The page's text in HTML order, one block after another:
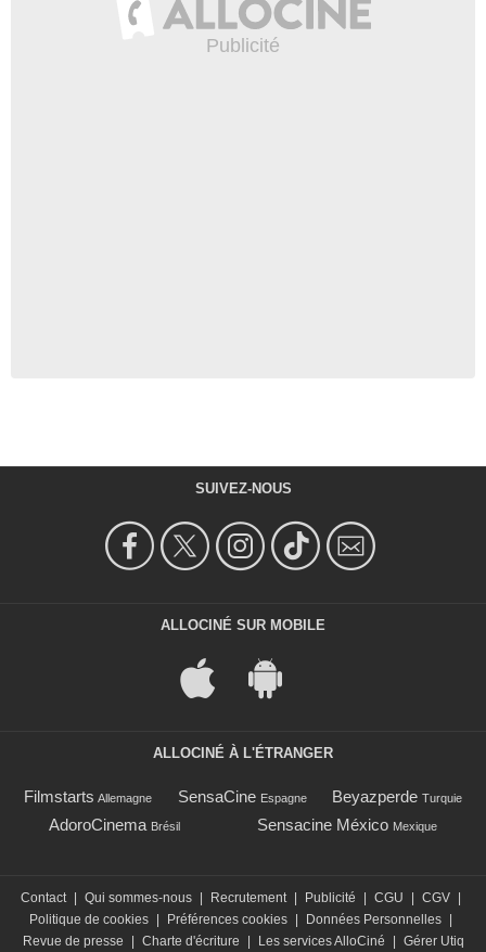
SUIVEZ-NOUS
ALLOCINÉ SUR MOBILE
ALLOCINÉ À L'ÉTRANGER
Filmstarts Allemagne SensaCine Espagne Beyazperde Turquie
AdoroCinema Brésil Sensacine México Mexique
Contact Qui sommes-nous Recrutement Publicité CGU CGV
Politique de cookies
Préférences cookies Données Personnelles
Revue de presse
Charte d'écriture Les services AlloCiné Gérer Utiq